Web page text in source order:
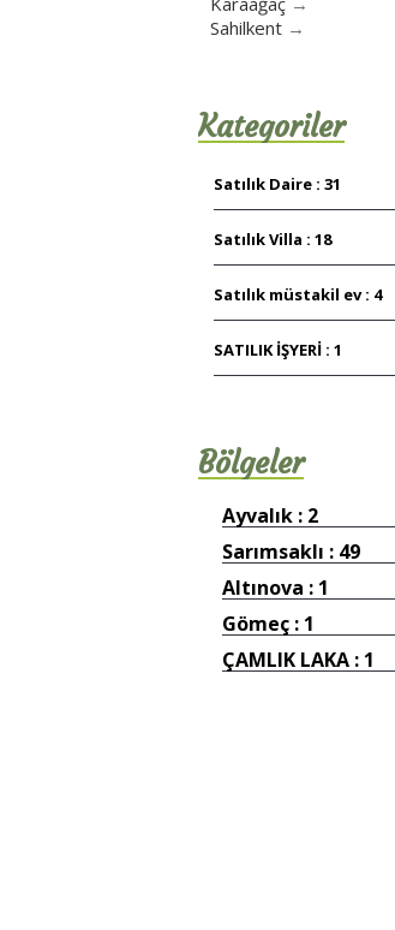
Sahilkent →
Kategoriler
Satılık Daire : 31
Satılık Villa : 18
Satılık müstakil ev : 4
SATILIK İŞYERİ : 1
Bölgeler
Ayvalık : 2
Sarımsaklı : 49
Altınova : 1
Gömeç : 1
ÇAMLIK LAKA : 1